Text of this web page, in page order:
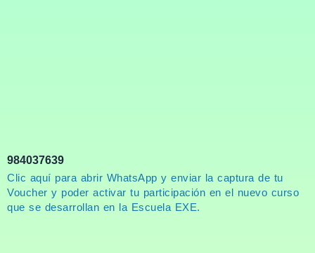
984037639
Clic aquí para abrir WhatsApp y enviar la captura de tu
Voucher y poder activar tu participación en el nuevo curso
que se desarrollan en la Escuela EXE.